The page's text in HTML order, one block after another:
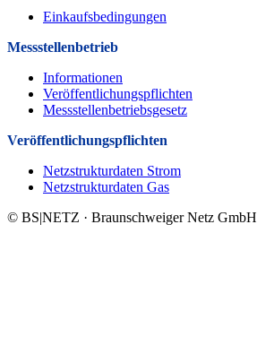
Einkaufsbedingungen
Messstellenbetrieb
Informationen
Veröffentlichungspflichten
Messstellenbetriebsgesetz
Veröffentlichungs­pflichten
Netzstrukturdaten Strom
Netzstrukturdaten Gas
© BS|NETZ · Braunschweiger Netz GmbH